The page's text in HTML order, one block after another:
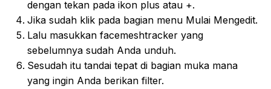
dengan tekan pada ikon plus atau +.
Jika sudah klik pada bagian menu Mulai Mengedit.
Lalu masukkan facemeshtracker yang
sebelumnya sudah Anda unduh.
Sesudah itu tandai tepat di bagian muka mana
yang ingin Anda berikan filter.